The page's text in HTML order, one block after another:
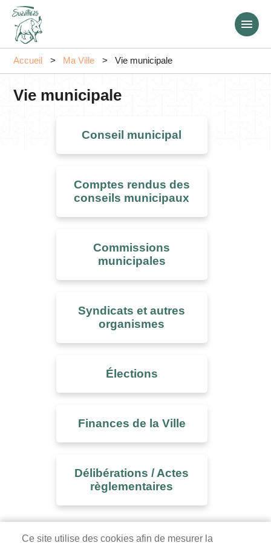
Accueil Ma Ville Vie municipale
Vie municipale
Conseil municipal
Comptes rendus des
conseils municipaux
Commissions
municipales
Syndicats et autres
organismes
Élections
Finances de la Ville
Délibérations / Actes
règlementaires
Ce site utilise des cookies afin de mesurer la